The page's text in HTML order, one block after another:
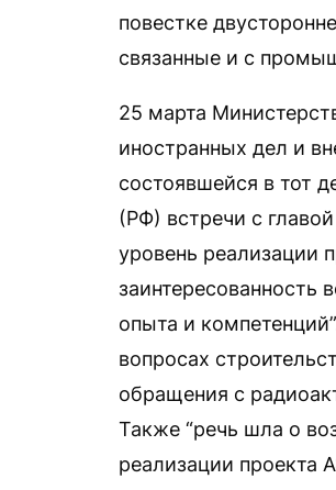
повестке
связанные и с
25 марта
иностранных дел и
состоявшейся в тот
(РФ) встречи с
уровень реализации
заинтересованность
опыта и
вопросах
обращения с
Также “речь шла о
реализации проекта